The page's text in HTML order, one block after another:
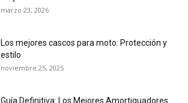
marzo 23, 2026
Los mejores cascos para moto: Protección y
estilo
noviembre 25, 2025
Guía Definitiva: Los Mejores Amortiguadores